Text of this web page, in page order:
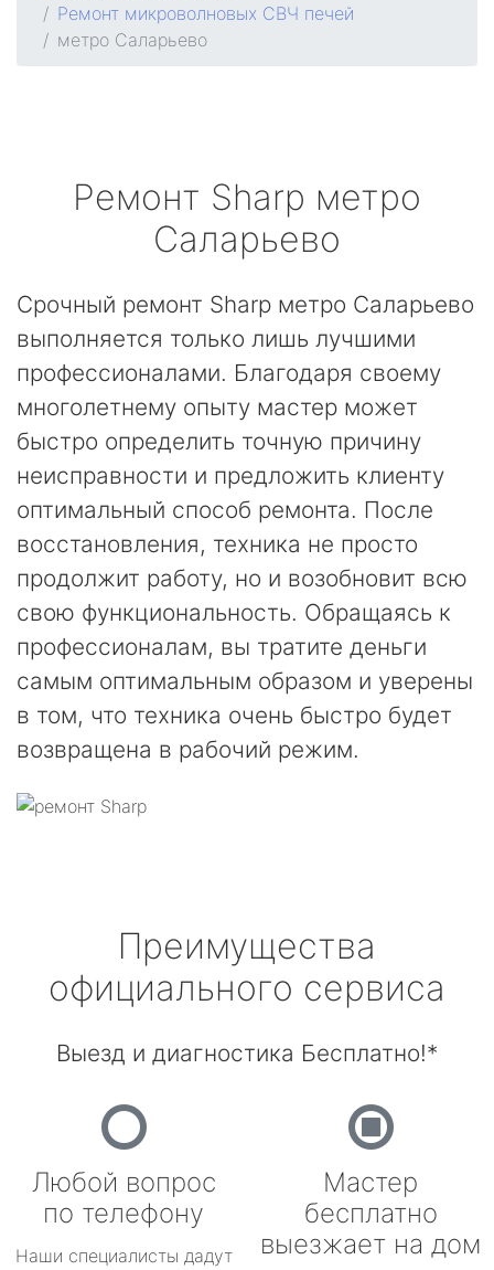
Ремонт микроволновых СВЧ печей
метро Саларьево
Ремонт Sharp метро
Саларьево
Срочный ремонт Sharp метро Саларьево
выполняется только лишь лучшими
профессионалами. Благодаря своему
многолетнему опыту мастер может
быстро определить точную причину
неисправности и предложить клиенту
оптимальный способ ремонта. После
восстановления, техника не просто
продолжит работу, но и возобновит всю
свою функциональность. Обращаясь к
профессионалам, вы тратите деньги
самым оптимальным образом и уверены
в том, что техника очень быстро будет
возвращена в рабочий режим.
Преимущества
официального сервиса
Выезд и диагностика Бесплатно!*
Любой вопрос
по телефону
Наши специалисты дадут
Мастер
бесплатно
выезжает на дом